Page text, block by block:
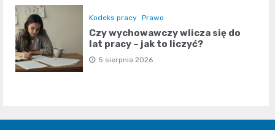
Kodeks pracy Prawo
Czy wychowawczy wlicza się do
lat pracy – jak to liczyć?
5 sierpnia 2026